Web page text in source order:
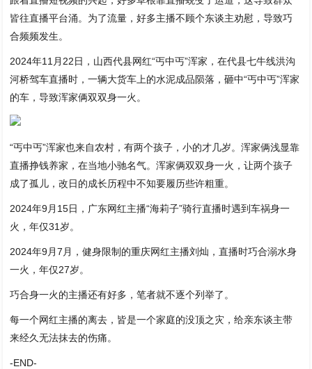
皆往直播平台涌。为了流量，好多主播不顾个东谈主劝慰，导致巧
合频频发生。
2024年11月22日，山西代县网红“丐中丐”浑家，在代县七牛线洪沟
河桥驾车直播时，一辆大货车上的水泥成品陨落，砸中“丐中丐”浑家
的车，导致浑家俩双双身一火。
“丐中丐”浑家也来自农村，有两个孩子，小的才几岁。浑家俩浅显靠
直播挣钱养家，在当地小驰名气。浑家俩双双身一火，让两个孩子
成了孤儿，改日的成长历程中不知要履历些许粗重。
2024年9月15日，广东网红主播“海莉子”骑行直播时遇到车祸身一
火，年仅31岁。
2024年9月7月，健身限制的重庆网红主播刘灿，直播时巧合溺水身
一火，年仅27岁。
巧合身一火的主播还有好多，笔者就不逐个列举了。
每一个网红主播的离去，皆是一个家庭的没顶之灾，给亲东谈主带
来经久无法抹去的伤痛。
-END-